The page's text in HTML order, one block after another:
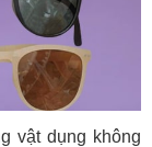
vật dụng không